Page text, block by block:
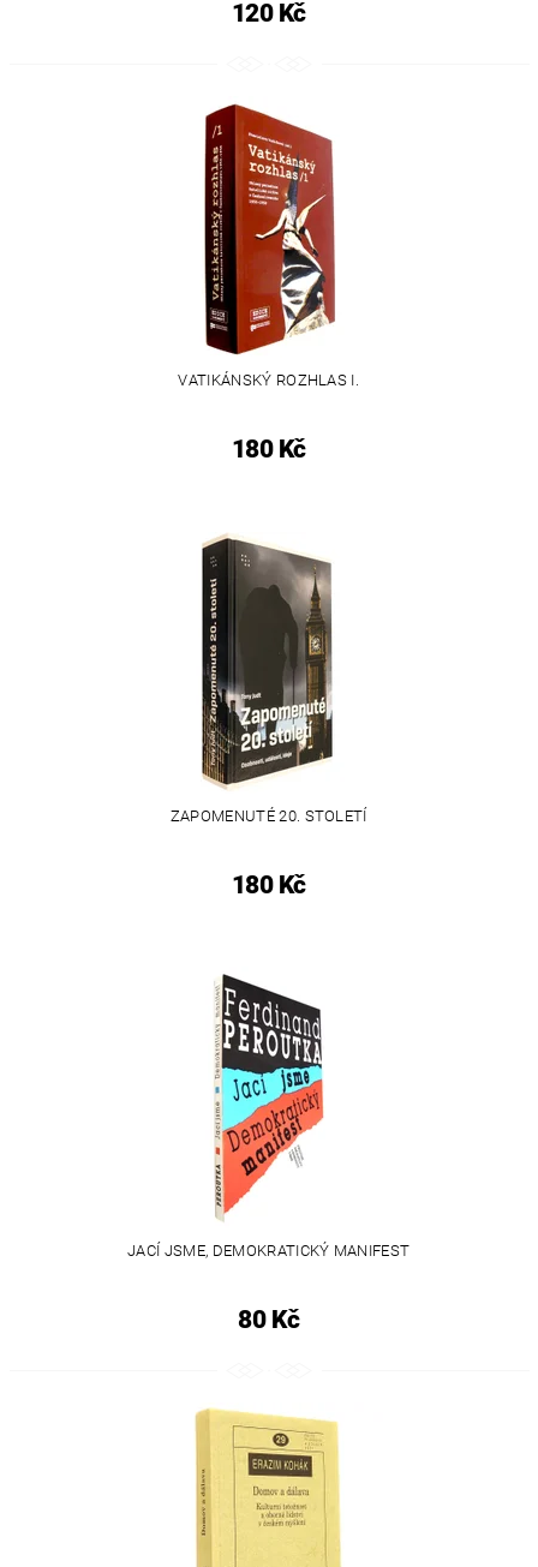
120 Kč
VATIKÁNSKÝ ROZHLAS I.
180 Kč
ZAPOMENUTÉ 20. STOLETÍ
180 Kč
JACÍ JSME, DEMOKRATICKÝ MANIFEST
80 Kč